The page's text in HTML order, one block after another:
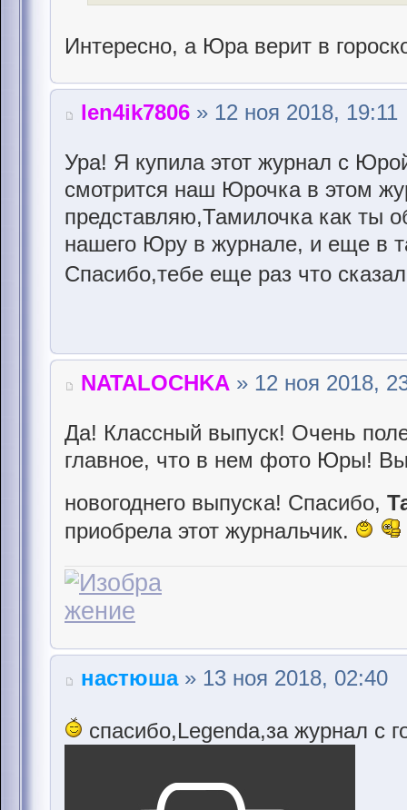
Интересно, а Юра верит в
len4ik7806 » 12 ноя 2018, 19:11
Ура! Я купила этот журнал с
смотрится наш Юрочка в этом
представляю,Тамилочка как ты
нашего Юру в журнале, и еще в
Спасибо,тебе еще раз что
NATALOCHKA » 12 ноя 2018,
Да! Классный выпуск! Очень
главное, что в нем фото Юры!
новогоднего выпуска! Спасибо,
приобрела этот журнальчик.
настюша» 13 ноя 2018, 02:40
спасибо,Legenda,за журнал с